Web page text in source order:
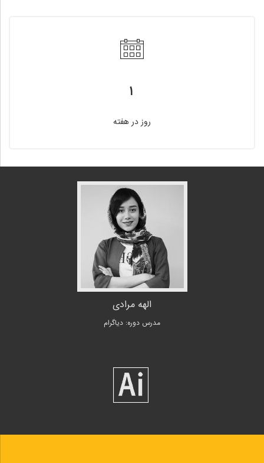
۱
روز در هفته
الهه مرادی
مدرس دوره: دیاگرام